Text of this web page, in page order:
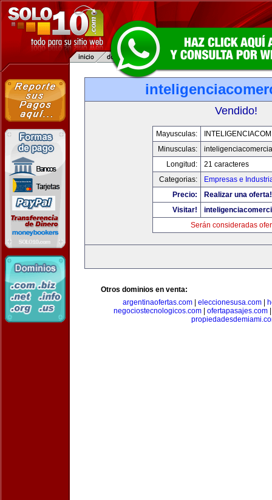
Vendido!
Mayusculas:
Minusculas:
Longitud:
21 caracteres
Categorias:
Empresas e
Precio:
Realizar una oferta!
Visitar!
Serán consideradas
Otros dominios en venta:
argentinaofertas.com| eleccionesusa.com|
negociostecnologicos.com
ofertapasajes.com